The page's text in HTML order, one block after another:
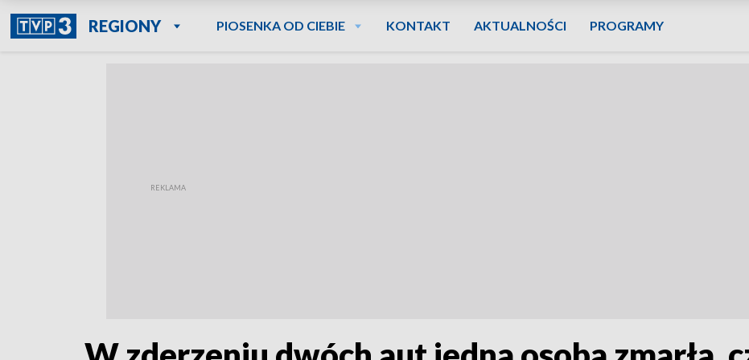
REGIONY PIOSENKA OD CIEBIE KONTAKT AKTUALNOŚCI PROGRAMY